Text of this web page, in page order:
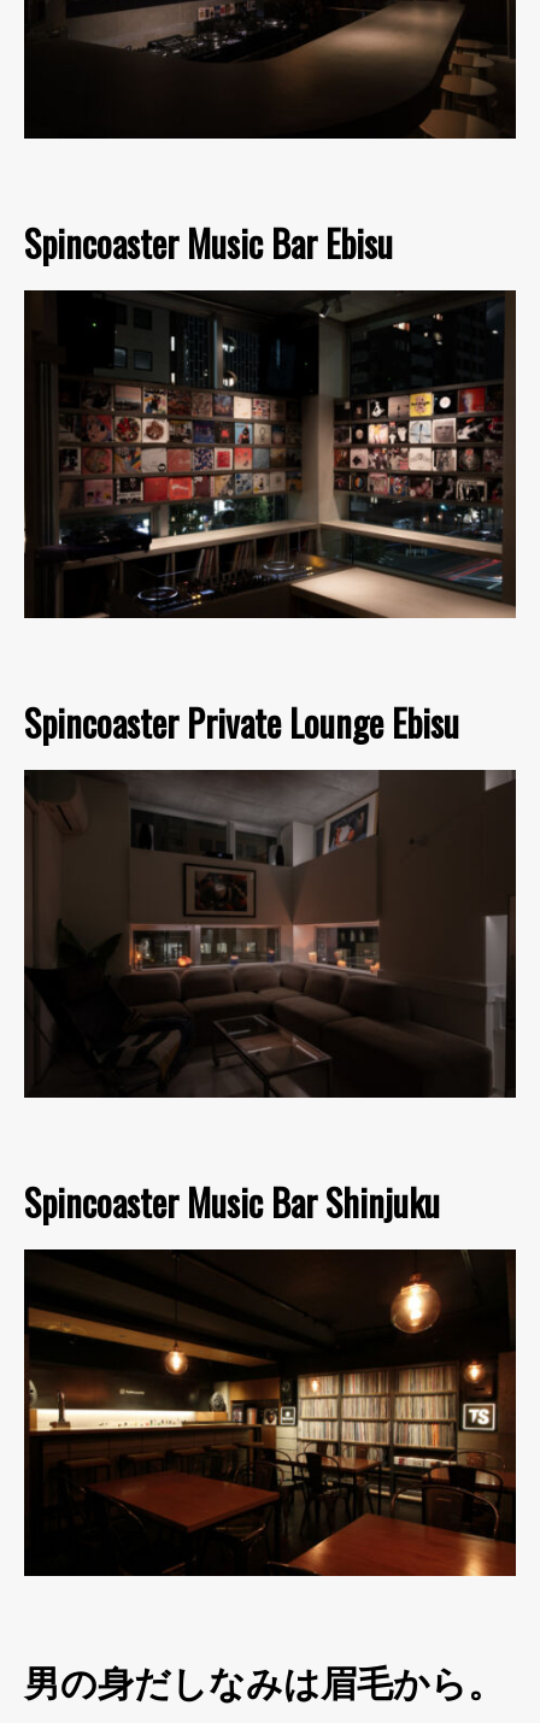
Spincoaster Music Bar Ebisu
Spincoaster Private Lounge Ebisu
Spincoaster Music Bar Shinjuku
男の身だしなみは眉毛から。